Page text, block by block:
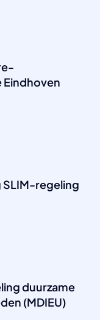
SLIM-regeling
duurzame
(MDIEU)